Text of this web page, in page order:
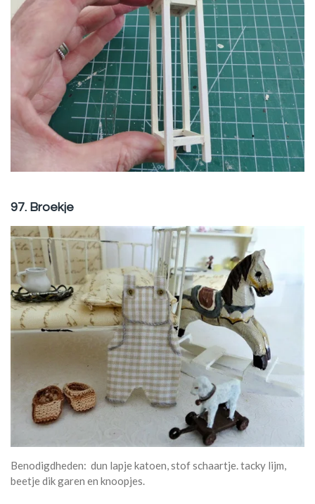
97. Broekje
Benodigdheden: dun lapje katoen, stof schaartje. tacky lijm,
beetje dik garen en knoopjes.